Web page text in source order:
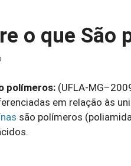
o que São
polímeros: (UFLA-
em relação às
são polímeros